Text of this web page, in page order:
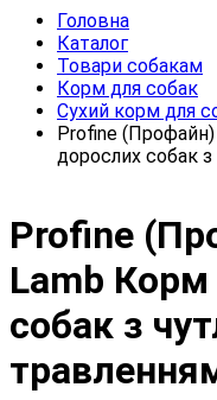
Головна
Каталог
Товари собакам
Корм для собак
Сухий корм для
Profine
дорослих собак
Profine
Lamb
собак з